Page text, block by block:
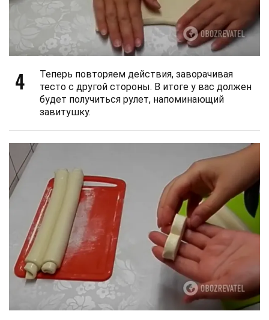
4
Теперь повторяем действия, заворачивая
тесто с другой стороны. В итоге у вас должен
будет получиться рулет, напоминающий
завитушку.